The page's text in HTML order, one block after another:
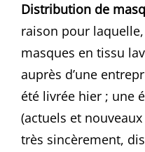
Distribution de
raison pour
masques en tissu
auprès d’une
été livrée hier ; une
(actuels et
très sincèrement,